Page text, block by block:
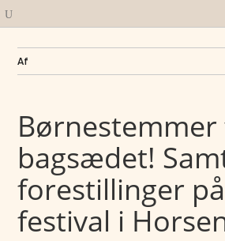
Af
Børnestemmer
bagsædet!
forestillinger
festival i